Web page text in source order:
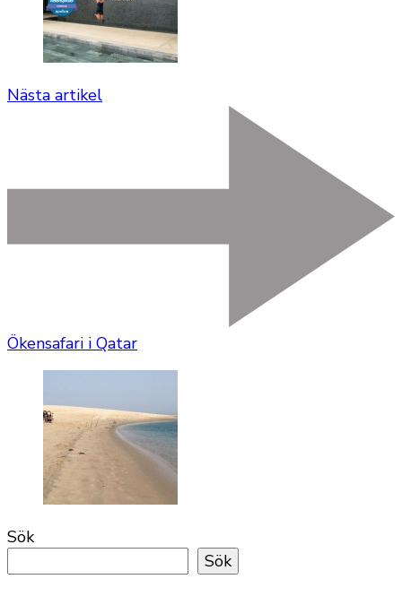
Nästa artikel
Ökensafari i Qatar
Sök
Sök